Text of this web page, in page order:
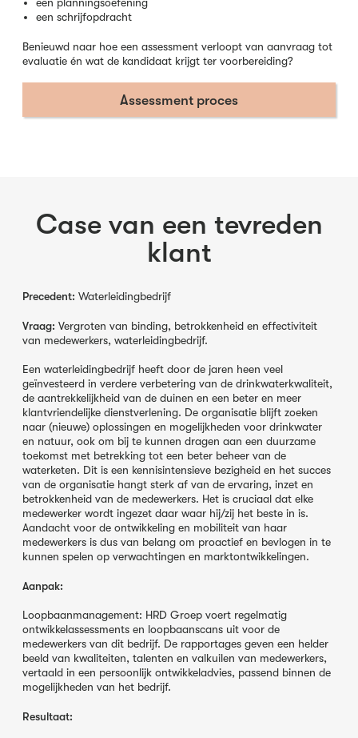
een schrijfopdracht
Benieuwd naar hoe een assessment verloopt van aanvraag tot
evaluatie én wat de kandidaat krijgt ter voorbereiding?
Assessment proces
Case van een tevreden
klant
Precedent: Waterleidingbedrijf
Vraag: Vergroten van binding, betrokkenheid en effectiviteit
van medewerkers, waterleidingbedrijf.
Een waterleidingbedrijf heeft door de jaren heen veel
geïnvesteerd in verdere verbetering van de drinkwaterkwaliteit,
de aantrekkelijkheid van de duinen en een beter en meer
klantvriendelijke dienstverlening. De organisatie blijft zoeken
naar (nieuwe) oplossingen en mogelijkheden voor drinkwater
en natuur, ook om bij te kunnen dragen aan een duurzame
toekomst met betrekking tot een beter beheer van de
waterketen. Dit is een kennisintensieve bezigheid en het succes
van de organisatie hangt sterk af van de ervaring, inzet en
betrokkenheid van de medewerkers. Het is cruciaal dat elke
medewerker wordt ingezet daar waar hij/zij het beste in is.
Aandacht voor de ontwikkeling en mobiliteit van haar
medewerkers is dus van belang om proactief en bevlogen in te
kunnen spelen op verwachtingen en marktontwikkelingen.
Aanpak:
Loopbaanmanagement: HRD Groep voert regelmatig
ontwikkelassessments en loopbaanscans uit voor de
medewerkers van dit bedrijf. De rapportages geven een helder
beeld van kwaliteiten, talenten en valkuilen van medewerkers,
vertaald in een persoonlijk ontwikkeladvies, passend binnen de
mogelijkheden van het bedrijf.
Resultaat: